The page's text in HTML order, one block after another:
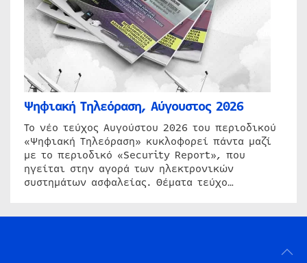
Ψηφιακή Τηλεόραση, Αύγουστος 2026
Το νέο τεύχος Αυγούστου 2026 του περιοδικού
«Ψηφιακή Τηλεόραση» κυκλοφορεί πάντα μαζί
με το περιοδικό «Security Report», που
ηγείται στην αγορά των ηλεκτρονικών
συστημάτων ασφαλείας. Θέματα τεύχο…